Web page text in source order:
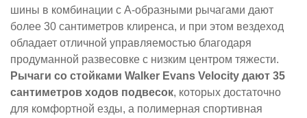
шины в комбинации с A-образными рычагами дают
более 30 сантиметров клиренса, и при этом вездеход
обладает отличной управляемостью благодаря
продуманной развесовке с низким центром тяжести.
Рычаги со стойками Walker Evans Velocity дают 35
сантиметров ходов подвесок, которых достаточно
для комфортной езды, а полимерная спортивная